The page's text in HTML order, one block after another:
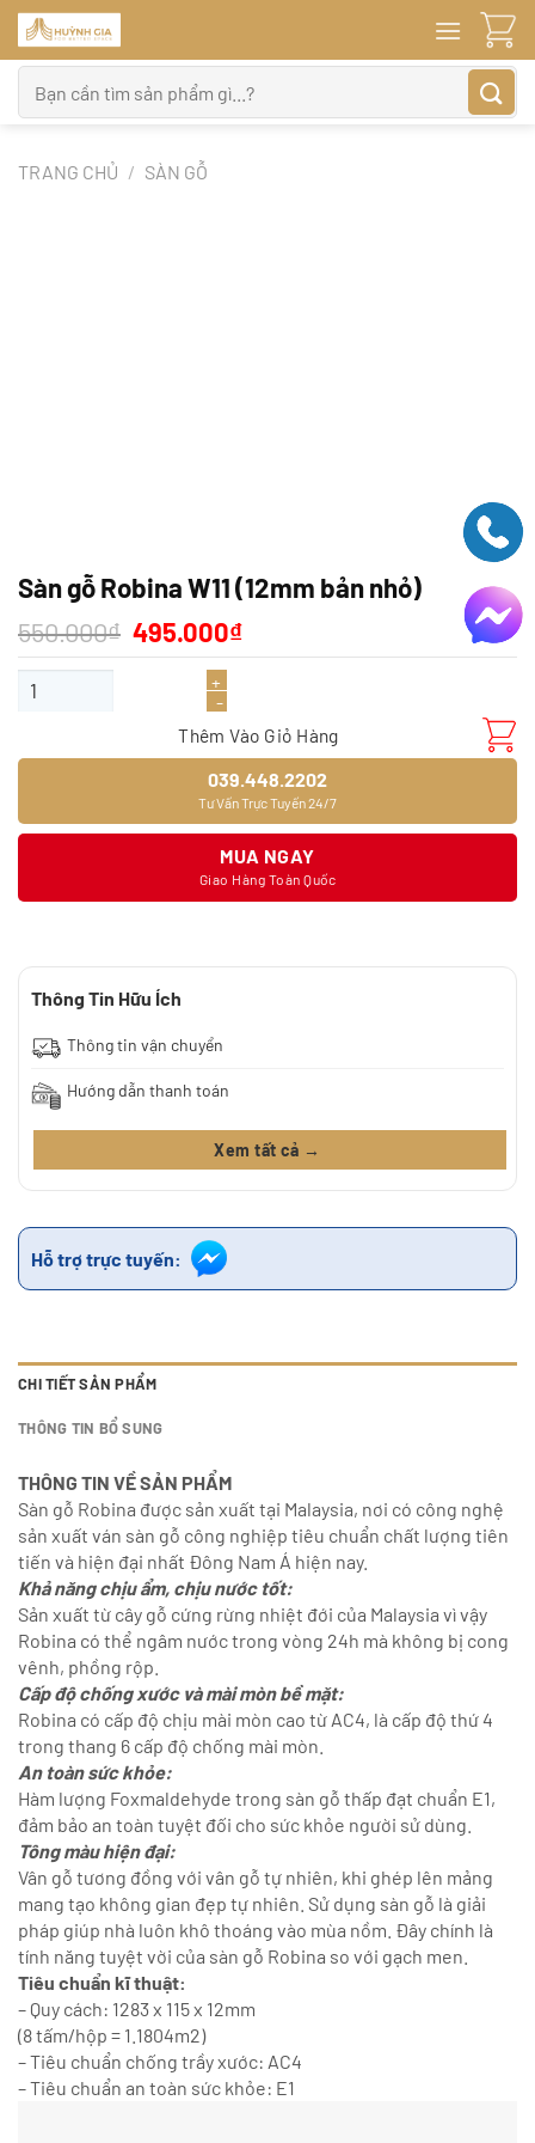
Bỏ
qua
nội
dung
kiếm:
TRANG CHỦ / SÀN GỖ
Sàn gỗ Robina W11 (12mm bản nhỏ)
550.000₫ Giá
gốc
là:
495.000₫Giá
hiện
tại
Sàn gỗ Robina W11 (12mm bản nhỏ) số lượng
Thêm Vào Giỏ Hàng
039.448.2202
Tư Vấn Trực Tuyến 24/7
MUA NGAY
Giao Hàng Toàn Quốc
Thông Tin Hữu Ích
Thông tin vận chuyển
Hướng dẫn thanh toán
Xem tất cả →
Hỗ trợ trực tuyến:
CHI TIẾT SẢN PHẨM
THÔNG TIN BỔ SUNG
THÔNG TIN VỀ SẢN PHẨM
Sàn gỗ Robina được sản xuất tại Malaysia, nơi có công nghệ
sản xuất ván sàn gỗ công nghiệp tiêu chuẩn chất lượng tiên
tiến và hiện đại nhất Đông Nam Á hiện nay.
Khả năng chịu ẩm, chịu nước tốt:
Sản xuất từ cây gỗ cứng rừng nhiệt đới của Malaysia vì vậy
Robina có thể ngâm nước trong vòng 24h mà không bị cong
vênh, phồng rộp.
Cấp độ chống xước và mài mòn bề mặt:
Robina có cấp độ chịu mài mòn cao từ AC4, là cấp độ thứ 4
trong thang 6 cấp độ chống mài mòn.
An toàn sức khỏe:
Hàm lượng Foxmaldehyde trong sàn gỗ thấp đạt chuẩn E1,
đảm bảo an toàn tuyệt đối cho sức khỏe người sử dùng.
Tông màu hiện đại:
Vân gỗ tương đồng với vân gỗ tự nhiên, khi ghép lên mảng
mang tạo không gian đẹp tự nhiên. Sử dụng sàn gỗ là giải
pháp giúp nhà luôn khô thoáng vào mùa nồm. Đây chính là
tính năng tuyệt vời của sàn gỗ Robina so với gạch men.
Tiêu chuẩn kĩ thuật:
– Quy cách: 1283 x 115 x 12mm
(8 tấm/hộp = 1.1804m2)
– Tiêu chuẩn chống trầy xước: AC4
– Tiêu chuẩn an toàn sức khỏe: E1